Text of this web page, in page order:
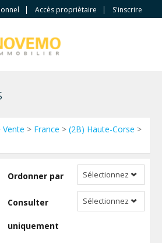
Accès propriètaire S'inscrire
Vente > France > (2B) Haute-Corse >
Ordonner par Sélectionnez
Consulter
uniquement
Sélectionnez